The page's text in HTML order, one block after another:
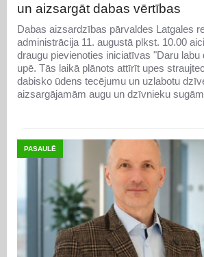
un aizsargāt dabas vērtības
Dabas aizsardzības pārvaldes Latgales
administrācija 11. augustā plkst. 10.00
draugu pievienoties iniciatīvas "Daru labu
upē. Tās laikā plānots attīrīt upes
dabisko ūdens tecējumu un uzlabotu
aizsargājamām augu un dzīvnieku
PASAULĒ